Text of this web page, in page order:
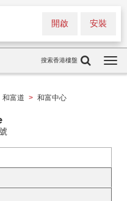
安裝
開啟
搜索香港樓盤
和富道 > 和富中心